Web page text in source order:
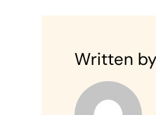
Written